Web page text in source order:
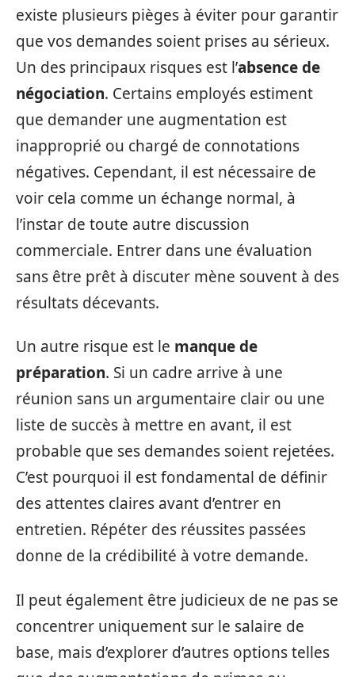
existe plusieurs pièges à éviter pour garantir
que vos demandes soient prises au sérieux.
Un des principaux risques est l’absence de
négociation. Certains employés estiment
que demander une augmentation est
inapproprié ou chargé de connotations
négatives. Cependant, il est nécessaire de
voir cela comme un échange normal, à
l’instar de toute autre discussion
commerciale. Entrer dans une évaluation
sans être prêt à discuter mène souvent à des
résultats décevants.
Un autre risque est le manque de
préparation. Si un cadre arrive à une
réunion sans un argumentaire clair ou une
liste de succès à mettre en avant, il est
probable que ses demandes soient rejetées.
C’est pourquoi il est fondamental de définir
des attentes claires avant d’entrer en
entretien. Répéter des réussites passées
donne de la crédibilité à votre demande.
Il peut également être judicieux de ne pas se
concentrer uniquement sur le salaire de
base, mais d’explorer d’autres options telles